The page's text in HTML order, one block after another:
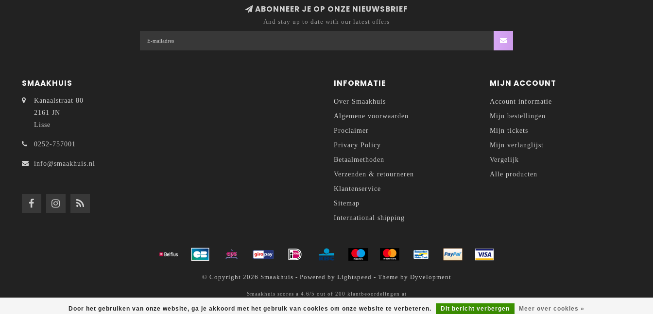
Door het gebruiken van onze website, ga je akkoord met het gebruik van cookies om onze website te verbeteren. Dit bericht verbergen Meer over cookies »
ABONNEER JE OP ONZE NIEUWSBRIEF
And stay up to date with our latest offers
SMAAKHUIS
Kanaalstraat 80
2161 JN
Lisse
0252-757001
info@smaakhuis.nl
INFORMATIE
Over Smaakhuis
Algemene voorwaarden
Proclaimer
Privacy Policy
Betaalmethoden
Verzenden & retourneren
Klantenservice
Sitemap
International shipping
MIJN ACCOUNT
Account informatie
Mijn bestellingen
Mijn tickets
Mijn verlanglijst
Vergelijk
Alle producten
© Copyright 2026 Smaakhuis - Powered by Lightspeed - Theme by Dyvelopment
Smaakhuis scores a 4.6/5 out of 200 klantbeoordelingen at